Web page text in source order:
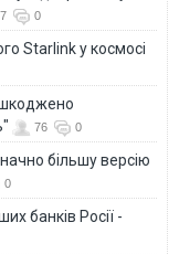
0
Starlink у космосі
76 0
більшу версію
0
банків Росії -